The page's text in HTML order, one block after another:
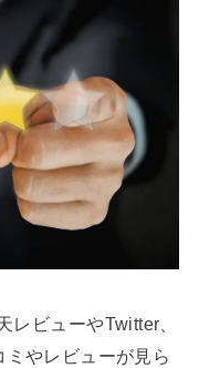
レビューやTwitter、
やレビューが見ら